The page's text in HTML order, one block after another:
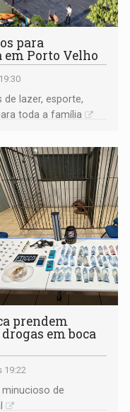
para
Porto Velho
lazer, esporte,
toda a família
prendem
em boca
19:22
de